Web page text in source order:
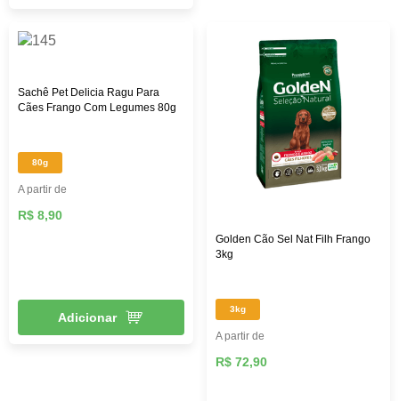
Sachê Pet Delicia Ragu Para
Cães Frango Com Legumes 80g
80g
A partir de
R$ 8,90
Adicionar
Golden Cão Sel Nat Filh Frango
3kg
3kg
A partir de
R$ 72,90